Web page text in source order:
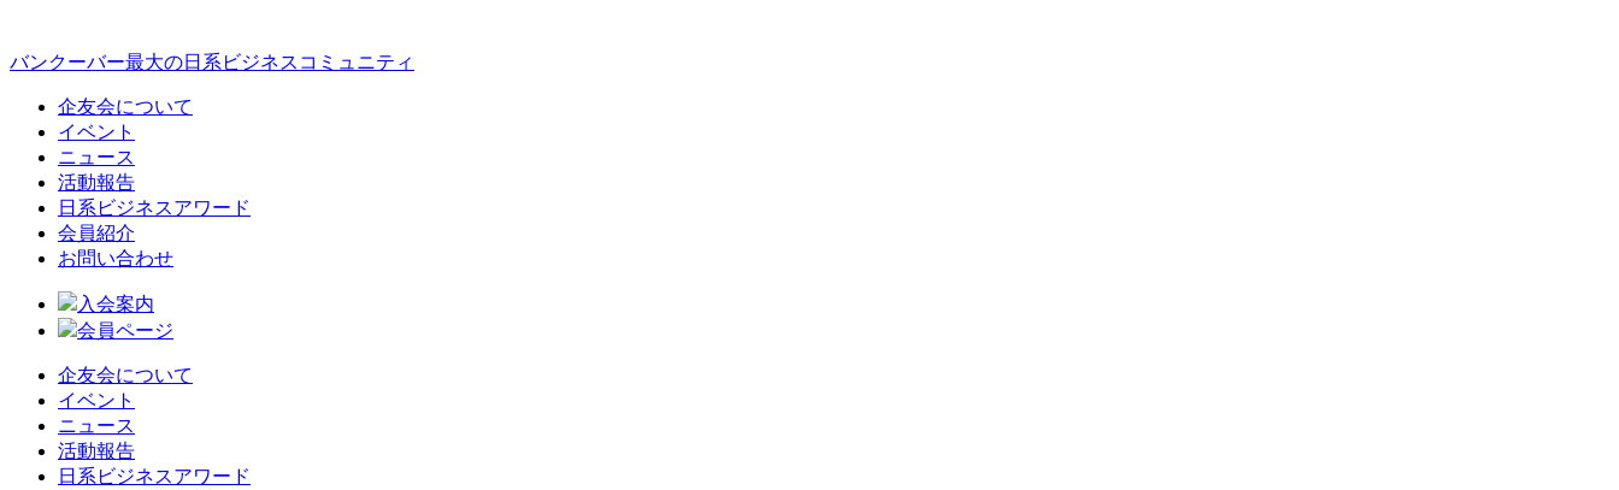
バンクーバー最大の日系ビジネスコミュニティ
企友会について
イベント
ニュース
活動報告
日系ビジネスアワード
会員紹介
お問い合わせ
入会案内
会員ページ
企友会について
イベント
ニュース
活動報告
日系ビジネスアワード